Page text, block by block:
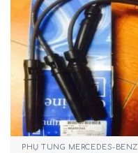
PHỤ TÙNG MERCEDES-BENZ